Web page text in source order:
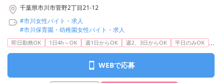
千葉県市川市菅野2丁目21-12
#市川女性バイト・求人
#市川保育園・幼稚園女性バイト・求人
即日勤務OK 1日4h～OK 週1日からOK 週2、3日からOK 平日のみOK ...
WEBで応募